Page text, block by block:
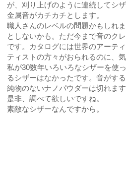
が、刈り上げのように連続してシ
金属音がカチカチとします。
職人さんのレベルの問題かもしれ
としないかも。ただ今まで音のク
です。カタログには世界のアーテ
ティストの方々がおられるのに、
私が30数年いろいろなシザーを使
るシザーはなかったです。音がす
純物のないナノパウダーは切れます
是非、調べて欲しいですね。
素敵なシザーなんですから。